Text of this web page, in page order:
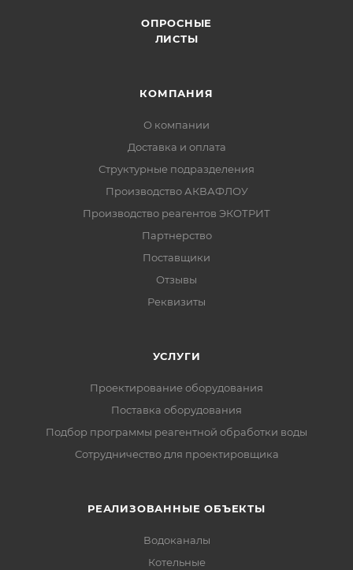
ОПРОСНЫЕ
ЛИСТЫ
КОМПАНИЯ
О компании
Доставка и оплата
Структурные подразделения
Производство АКВАФЛОУ
Производство реагентов ЭКОТРИТ
Партнерство
Поставщики
Отзывы
Реквизиты
УСЛУГИ
Проектирование оборудования
Поставка оборудования
Подбор программы реагентной обработки воды
Сотрудничество для проектировщика
РЕАЛИЗОВАННЫЕ ОБЪЕКТЫ
Водоканалы
Котельные